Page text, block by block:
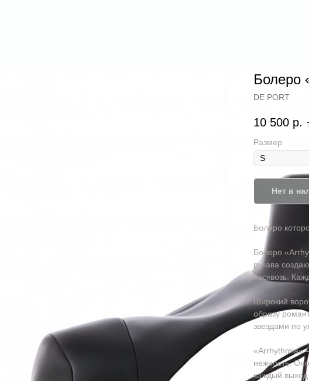
Болеро
DE PORT
10 500 р.
Размер
Нет в
Болеро
Болеро
рукава
насквозь.
Широкий
образу
звездами по
«Arrhythmia»
нежность.
каждый